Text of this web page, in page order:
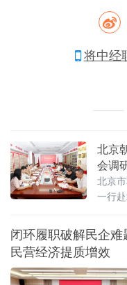
将中经
北京
会调
北京
一行
开展
闭环履职破解民企
民营经济提质增效